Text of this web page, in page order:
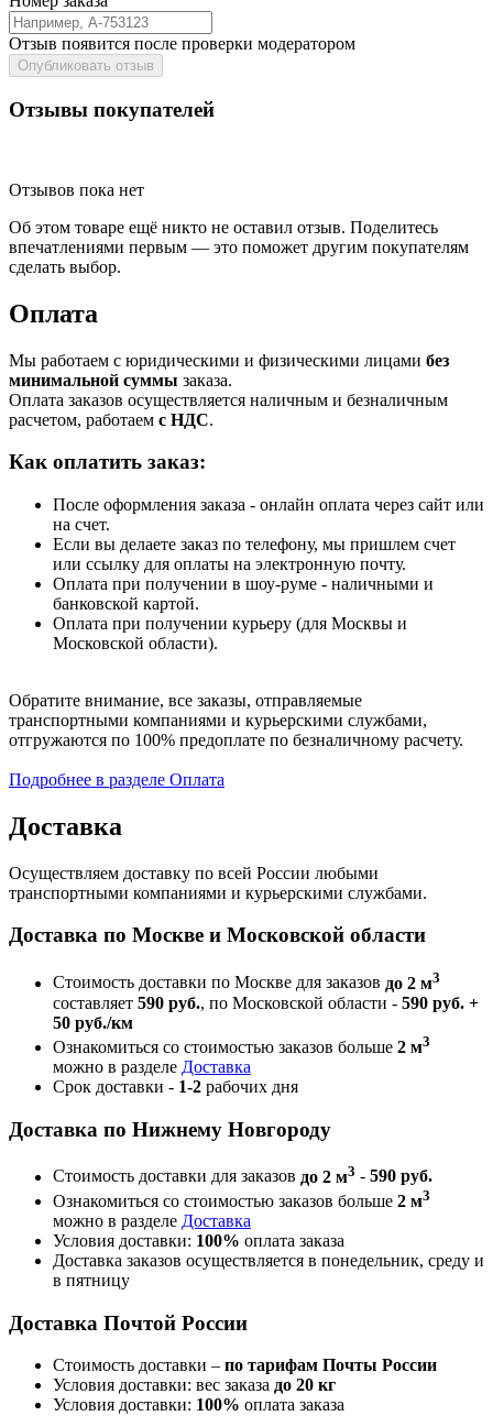
Отзыв появится после проверки модератором
Опубликовать отзыв
Отзывы покупателей
Отзывов пока нет
Об этом товаре ещё никто не оставил отзыв. Поделитесь
впечатлениями первым — это поможет другим покупателям
сделать выбор.
Оплата
Мы работаем с юридическими и физическими лицами без
минимальной суммы заказа.
Оплата заказов осуществляется наличным и безналичным
расчетом, работаем с НДС.
Как оплатить заказ:
После оформления заказа - онлайн оплата через сайт или
на счет.
Если вы делаете заказ по телефону, мы пришлем счет
или ссылку для оплаты на электронную почту.
Оплата при получении в шоу-руме - наличными и
банковской картой.
Оплата при получении курьеру (для Москвы и
Московской области).
Обратите внимание, все заказы, отправляемые
транспортными компаниями и курьерскими службами,
отгружаются по 100% предоплате по безналичному расчету.
Подробнее в разделе Оплата
Доставка
Осуществляем доставку по всей России любыми
транспортными компаниями и курьерскими службами.
Доставка по Москве и Московской области
Стоимость доставки по Москве для заказов до 2 м3
составляет 590 руб., по Московской области - 590 руб. +
50 руб./км
Ознакомиться со стоимостью заказов больше 2 м3
можно в разделе Доставка
Срок доставки - 1-2 рабочих дня
Доставка по Нижнему Новгороду
Стоимость доставки для заказов до 2 м3 - 590 руб.
Ознакомиться со стоимостью заказов больше 2 м3
можно в разделе Доставка
Условия доставки: 100% оплата заказа
Доставка заказов осуществляется в понедельник, среду и
в пятницу
Доставка Почтой России
Стоимость доставки – по тарифам Почты России
Условия доставки: вес заказа до 20 кг
Условия доставки: 100% оплата заказа